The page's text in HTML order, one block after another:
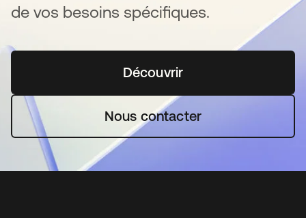
de vos besoins spécifiques.
Découvrirs’ouvre dans un nouvel
Nous contacter